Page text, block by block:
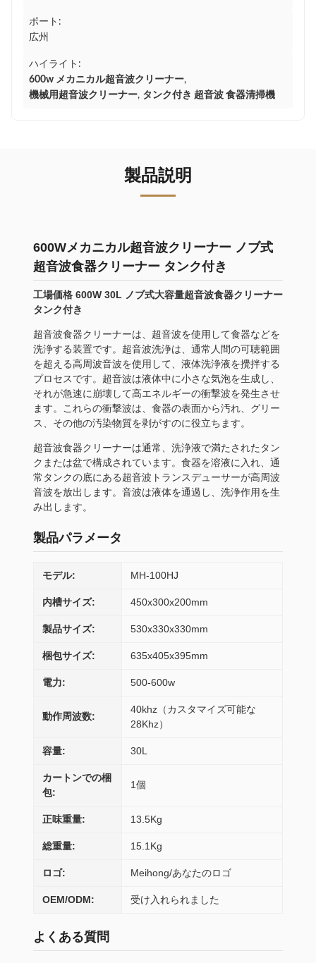
ポート:
広州
ハイライト:
600w メカニカル超音波クリーナー,
機械用超音波クリーナー, タンク付き 超音波 食器清掃機
製品説明
600Wメカニカル超音波クリーナー ノブ式
超音波食器クリーナー タンク付き
工場価格 600W 30L ノブ式大容量超音波食器クリーナー
タンク付き
超音波食器クリーナーは、超音波を使用して食器などを
洗浄する装置です。超音波洗浄は、通常人間の可聴範囲
を超える高周波音波を使用して、液体洗浄液を攪拌する
プロセスです。超音波は液体中に小さな気泡を生成し、
それが急速に崩壊して高エネルギーの衝撃波を発生させ
ます。これらの衝撃波は、食器の表面から汚れ、グリー
ス、その他の汚染物質を剥がすのに役立ちます。
超音波食器クリーナーは通常、洗浄液で満たされたタン
クまたは盆で構成されています。食器を溶液に入れ、通
常タンクの底にある超音波トランスデューサーが高周波
音波を放出します。音波は液体を通過し、洗浄作用を生
み出します。
製品パラメータ
モデル: MH-100HJ
内槽サイズ: 450x300x200mm
製品サイズ: 530x330x330mm
梱包サイズ: 635x405x395mm
電力: 500-600w
動作周波数:
40khz（カスタマイズ可能な
28Khz）
容量: 30L
カートンでの梱
包:
1個
正味重量: 13.5Kg
総重量: 15.1Kg
ロゴ: Meihong/あなたのロゴ
OEM/ODM: 受け入れられました
よくある質問